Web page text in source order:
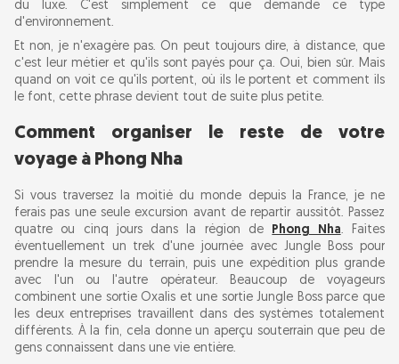
du luxe. C'est simplement ce que demande ce type
d'environnement.
Et non, je n'exagère pas. On peut toujours dire, à distance, que
c'est leur métier et qu'ils sont payés pour ça. Oui, bien sûr. Mais
quand on voit ce qu'ils portent, où ils le portent et comment ils
le font, cette phrase devient tout de suite plus petite.
Comment organiser le reste de votre
voyage à Phong Nha
Si vous traversez la moitié du monde depuis la France, je ne
ferais pas une seule excursion avant de repartir aussitôt. Passez
quatre ou cinq jours dans la région de
Phong Nha. Faites
éventuellement un trek d'une journée avec Jungle Boss pour
prendre la mesure du terrain, puis une expédition plus grande
avec l'un ou l'autre opérateur. Beaucoup de voyageurs
combinent une sortie Oxalis et une sortie Jungle Boss parce que
les deux entreprises travaillent dans des systèmes totalement
différents. À la fin, cela donne un aperçu souterrain que peu de
gens connaissent dans une vie entière.